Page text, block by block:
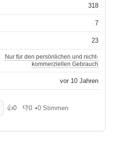
318
7
23
Nur für den persönlichen und nicht-
kommerziellen Gebrauch
vor 10 Jahren
👍0
Gefällt mir
👎0
Gefällt mir nicht
•0 Stimmen